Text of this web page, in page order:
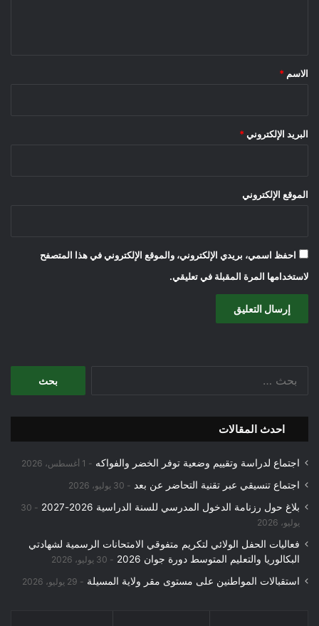
*
الاسم *
البريد الإلكتروني *
الموقع الإلكتروني
احفظ اسمي، بريدي الإلكتروني، والموقع الإلكتروني في هذا المتصفح
لاستخدامها المرة المقبلة في تعليقي.
احدث المقالات
اجتماع لدراسة وتقييم وضعية توفر الخضر والفواكه 1 أغسطس، 2026
اجتماع تنسيقي عبر تقنية التحاضر عن بعد 30 يوليو، 2026
بلاغ حول رزنامة الدخول المدرسي للسنة الدراسية 2026-2027
30
يوليو، 2026
فعاليات الحفل الولائي لتكريم متفوقي الامتحانات الرسمية لشهادتي
البكالوريا والتعليم المتوسط دورة جوان 2026
30 يوليو، 2026
استقبالات المواطنين على مستوى مقر ولاية المسيلة 29 يوليو، 2026